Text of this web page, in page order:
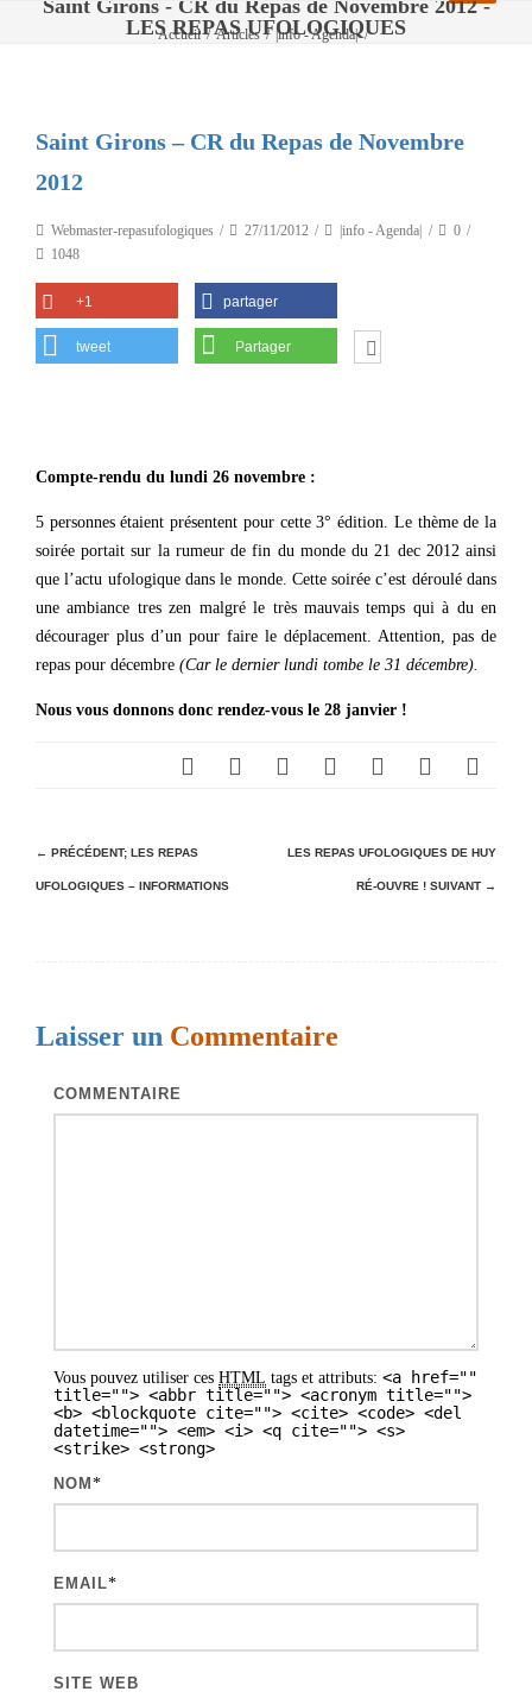
Saint Girons - CR du Repas de Novembre 2012 -
LES REPAS UFOLOGIQUES
Accueil / Articles / |info - Agenda| /
Saint Girons – CR du Repas de Novembre
2012
Webmaster-repasufologiques 27/11/2012 |info - Agenda|
0
1048
+1 partager
tweet Partager
Compte-rendu du lundi 26 novembre :
5 personnes étaient présentent pour cette 3° édition. Le thème de la
soirée portait sur la rumeur de fin du monde du 21 dec 2012 ainsi
que l’actu ufologique dans le monde. Cette soirée c’est déroulé dans
une ambiance tres zen malgré le très mauvais temps qui à du en
décourager plus d’un pour faire le déplacement. Attention, pas de
repas pour décembre (Car le dernier lundi tombe le 31 décembre).
Nous vous donnons donc rendez-vous le 28 janvier !
N
a
a
← PRÉCÉDENT; LES REPAS
UFOLOGIQUES – INFORMATIONS
LES REPAS UFOLOGIQUES DE HUY
RÉ-OUVRE ! SUIVANT →
Laisser un Commentaire
COMMENTAIRE
Vous pouvez utiliser ces HTML tags et attributs: <a href=""
title=""> <abbr title=""> <acronym title="">
<b> <blockquote cite=""> <cite> <code> <del
datetime=""> <em> <i> <q cite=""> <s>
<strike> <strong>
NOM *
EMAIL*
SITE WEB